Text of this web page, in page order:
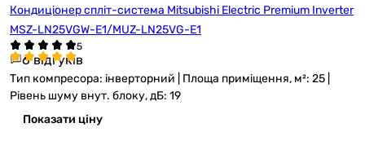
Кондиціонер спліт-система Mitsubishi Electric Premium Inverter
MSZ-LN25VGW-E1/MUZ-LN25VG-E1
6 відгуків
Тип компресора: інверторний | Площа приміщення, м²: 25 |
Рівень шуму внут. блоку, дБ: 19
Показати ціну